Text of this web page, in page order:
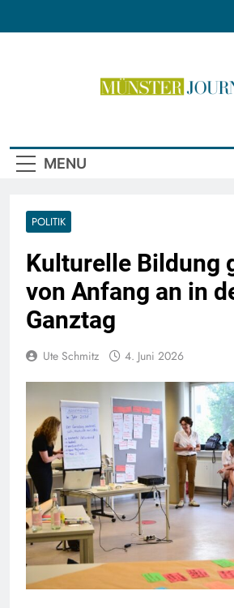
MENU
POLITIK
Kulturelle Bildung
von Anfang an in
Ganztag
Ute Schmitz 4. Juni 2026